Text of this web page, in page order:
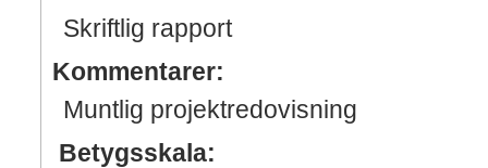
Skriftlig rapport
Kommentarer:
Muntlig projektredovisning
Betygsskala: